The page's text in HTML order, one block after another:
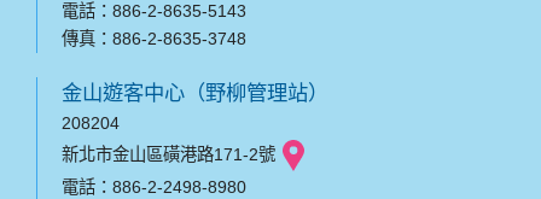
電話：886-2-8635-5143
傳真：886-2-8635-3748
金山遊客中心（野柳管理站）
208204
新北市金山區磺港路171-2號
電話：886-2-2498-8980